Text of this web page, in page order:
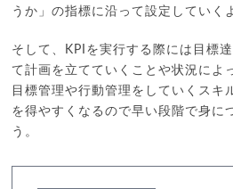
うか」の指標に沿って設定していく
そして、KPIを実行する際には目標
て計画を立てていくことや状況によ
目標管理や行動管理をしていくスキ
を得やすくなるので早い段階で身に
う。